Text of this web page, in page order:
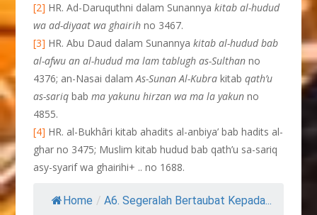
[2] HR. Ad-Daruquthni dalam Sunannyakitab al-hudud
wa ad-diyaat wa ghairih no 3467.
[3] HR. Abu Daud dalam Sunannyakitab al-hudud bab
al-afwu an al-hudud ma lam tablugh as-Sulthan no
4376; an-Nasai dalamAs-Sunan Al-Kubra kitabqath’u
as-sariqbab ma yakunu hirzan wa ma la yakun no
4855.
[4] HR. al-Bukhâri kitab ahadits al-anbiya’ bab hadits al-
ghar no 3475; Muslim kitab hudud bab qath’u sa-sariq
asy-syarif wa ghairihi+ .. no 1688.
Home / A6. Segeralah Bertaubat Kepada...